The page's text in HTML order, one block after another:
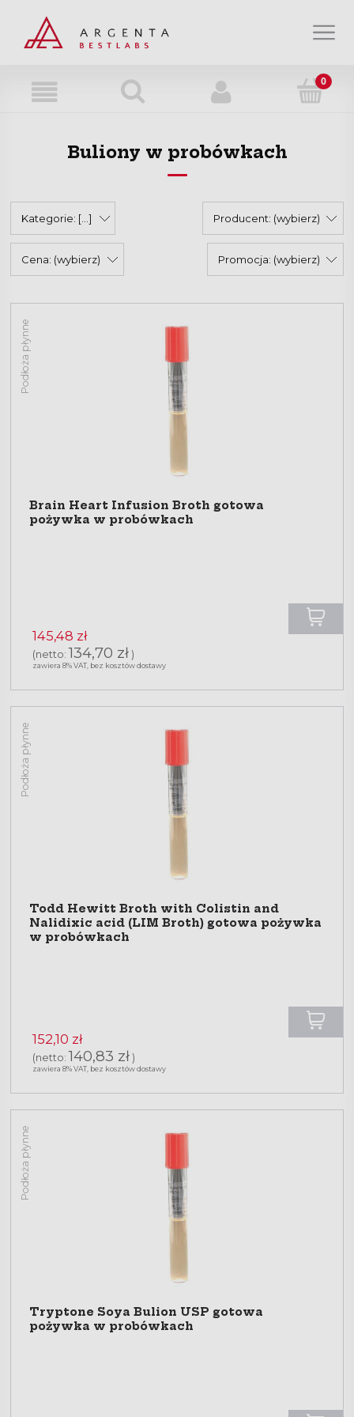
Strefa wiedzy
Kontakt
Buliony w probówkach
Kategorie: [...] Producent: (wybierz)
Cena: (wybierz) Promocja: (wybierz)
Brain Heart Infusion Broth gotowa
pożywka w probówkach
Podłoża płynne
145,48 zł
(netto: 134,70 zł)
zawiera 8% VAT, bez kosztów dostawy
Todd Hewitt Broth with Colistin and
Nalidixic acid (LIM Broth) gotowa pożywka
w probówkach
Podłoża płynne
152,10 zł
(netto: 140,83 zł)
zawiera 8% VAT, bez kosztów dostawy
Tryptone Soya Bulion USP gotowa
pożywka w probówkach
Podłoża płynne